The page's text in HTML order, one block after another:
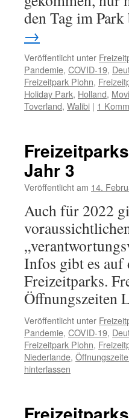
den Tag im
→
Veröffentlicht unter
Pandemie, COVID-19,
Freizeitpark Plohn,
Holiday Park, Holland,
Toverland, Walibi | 1
Jahr 3
Veröffentlicht am 14.
Auch für 2022
Infos gibt es auf
Freizeitparks.
Öffnungszeiten
Veröffentlicht unter
Pandemie, COVID-19,
Freizeitpark Plohn,
Niederlande,
hinterlassen